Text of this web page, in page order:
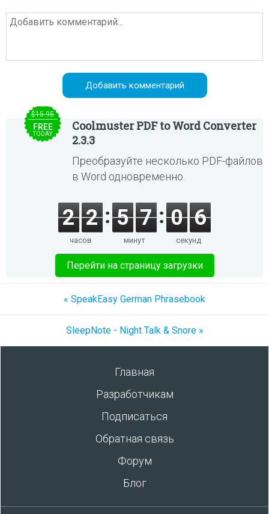
$15.95
FREE
TODAY
Coolmuster PDF to Word Converter
2.3.3
Преобразуйте несколько PDF-файлов
в Word одновременно.
2 2
часов
5 7
минут
0 6
секунд
Перейти на страницу загрузки
« SpeakEasy German Phrasebook
SleepNote - Night Talk & Snore »
Главная
Разработчикам
Подписаться
Обратная связь
Форум
Блог